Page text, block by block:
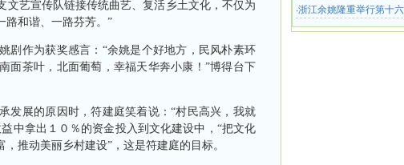
艺宣传队链接传统曲艺、复活乡土文化，不仅为
路和谐、一路芬芳。”
作为获奖感言：“余姚是个好地方，民风朴素环
面茶叶，北面葡萄，幸福天华奔小康！”博得台下
展的原因时，符建庭笑着说：“村民高兴，我就
中拿出１０％的资金投入到文化建设中，“把文化
推动美丽乡村建设”，这是符建庭的目标。
仪式
·浙江余姚隆重举行第十
式